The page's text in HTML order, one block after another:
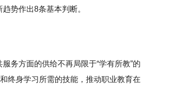
势作出8条基本判断。
务方面的供给不再局限于“学有所教”的
终身学习所需的技能，推动职业教育在